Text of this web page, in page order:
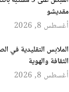
مقديشو
أغسطس 8, 2026
الملابس التقليدية في
الثقافة والهوية
أغسطس 8, 2026